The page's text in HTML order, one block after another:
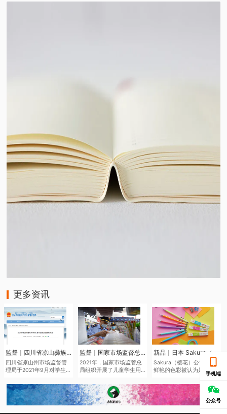
更多资讯
监督｜四川省凉山彝族自治州市场监督管理局于近日发布了2021年第二批产品质量监督抽查结果
四川省凉山州市场监督管
理局于2021年9月对学生文
儿童学生用品开展质量监
督抽查545批次。其中，儿
童学生用品监督抽查307批
监督｜国家市场监督总局通报儿童学生用品产品2021年抽查情况
2021年，国家市场监管总
局组织开展了儿童学生用
查，共抽查了2050家企业
生产的2186批次儿童学生
用品，涉及玩具、童车、
Sakura（樱花）公司鉴于
鲜艳的色彩被认为是2022
年的色彩趋势，该品牌现
在正在扩大其产品范围，
本次“Sakura Color
Products”新系列包括六种
手机端
公众号